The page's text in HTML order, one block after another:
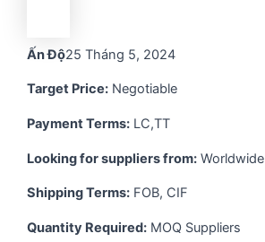
Ấn Độ25 Tháng 5, 2024
Target Price: Negotiable
Payment Terms: LC,TT
Looking for suppliers from: Worldwide
Shipping Terms: FOB, CIF
Quantity Required: MOQ Suppliers